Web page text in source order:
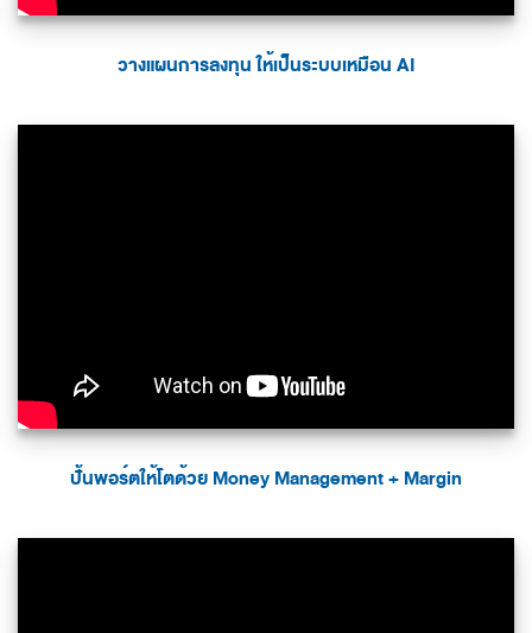
วางแผนการลงทุน ให้เป็นระบบเหมือน AI
ปั้นพอร์ตให้โตด้วย Money Management + Margin